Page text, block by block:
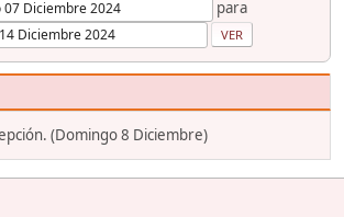
para
(Domingo 8 Diciembre)